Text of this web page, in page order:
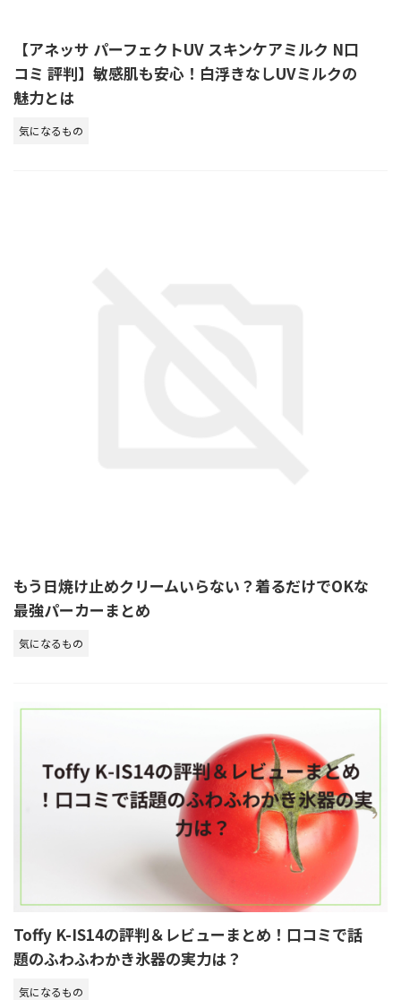
【アネッサ パーフェクトUV スキンケアミルク N口
コミ 評判】敏感肌も安心！白浮きなしUVミルクの
魅力とは
気になるもの
もう日焼け止めクリームいらない？着るだけでOKな
最強パーカーまとめ
気になるもの
Toffy K-IS14の評判＆レビューまとめ！口コミで話
題のふわふわかき氷器の実力は？
気になるもの